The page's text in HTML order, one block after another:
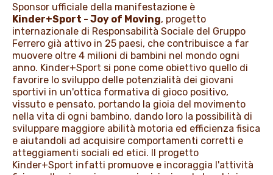
Sponsor ufficiale della manifestazione è
Kinder+Sport - Joy of Moving, progetto
internazionale di Responsabilità Sociale del Gruppo
Ferrero già attivo in 25 paesi, che contribuisce a far
muovere oltre 4 milioni di bambini nel mondo ogni
anno. Kinder+Sport si pone come obiettivo quello di
favorire lo sviluppo delle potenzialità dei giovani
sportivi in un'ottica formativa di gioco positivo,
vissuto e pensato, portando la gioia del movimento
nella vita di ogni bambino, dando loro la possibilità di
sviluppare maggiore abilità motoria ed efficienza fisica
e aiutandoli ad acquisire comportamenti corretti e
atteggiamenti sociali ed etici. Il progetto
Kinder+Sport infatti promuove e incoraggia l'attività